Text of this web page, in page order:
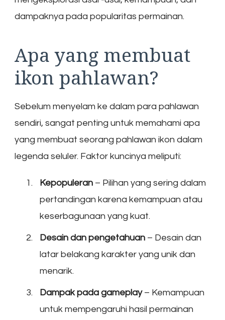
dampaknya pada popularitas permainan.
Apa yang membuat
ikon pahlawan?
Sebelum menyelam ke dalam para pahlawan
sendiri, sangat penting untuk memahami apa
yang membuat seorang pahlawan ikon dalam
legenda seluler. Faktor kuncinya meliputi:
Kepopuleran – Pilihan yang sering dalam
pertandingan karena kemampuan atau
keserbagunaan yang kuat.
Desain dan pengetahuan – Desain dan
latar belakang karakter yang unik dan
menarik.
Dampak pada gameplay– Kemampuan
untuk mempengaruhi hasil permainan